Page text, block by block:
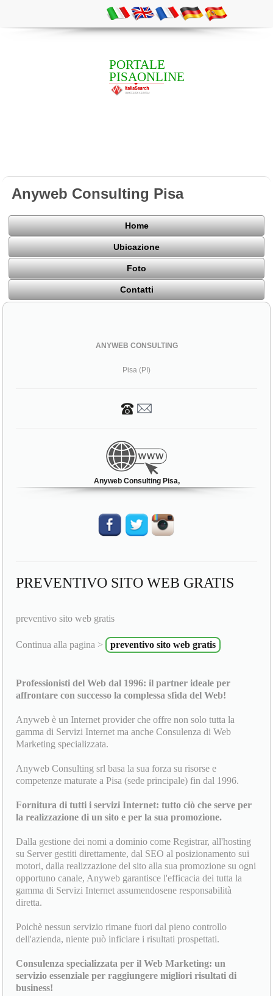
PORTALE
PISAONLINE
Anyweb Consulting Pisa
Home
Ubicazione
Foto
Contatti
ANYWEB CONSULTING
Pisa (PI)
Anyweb Consulting Pisa,
PREVENTIVO SITO WEB GRATIS
preventivo sito web gratis
Continua alla pagina > preventivo sito web gratis
Professionisti del Web dal 1996: il partner ideale per
affrontare con successo la complessa sfida del Web!
Anyweb è un Internet provider che offre non solo tutta la
gamma di Servizi Internet ma anche Consulenza di Web
Marketing specializzata.
Anyweb Consulting srl basa la sua forza su risorse e
competenze maturate a Pisa (sede principale) fin dal 1996.
Fornitura di tutti i servizi Internet: tutto ciò che serve per
la realizzazione di un sito e per la sua promozione.
Dalla gestione dei nomi a dominio come Registrar, all'hosting
su Server gestiti direttamente, dal SEO al posizionamento sui
motori, dalla realizzazione del sito alla sua promozione su ogni
opportuno canale, Anyweb garantisce l'efficacia dei tutta la
gamma di Servizi Internet assumendosene responsabilità
diretta.
Poichè nessun servizio rimane fuori dal pieno controllo
dell'azienda, niente può inficiare i risultati prospettati.
Consulenza specializzata per il Web Marketing: un
servizio essenziale per raggiungere migliori risultati di
business!